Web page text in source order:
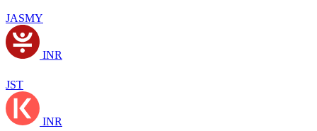
JASMY
INR
JST
INR